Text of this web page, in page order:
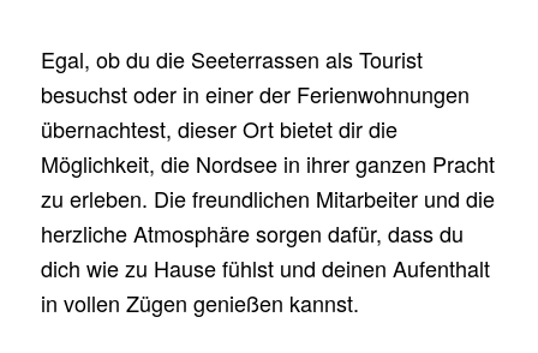
Egal, ob du die Seeterrassen als Tourist
besuchst oder in einer der Ferienwohnungen
übernachtest, dieser Ort bietet dir die
Möglichkeit, die Nordsee in ihrer ganzen Pracht
zu erleben. Die freundlichen Mitarbeiter und die
herzliche Atmosphäre sorgen dafür, dass du
dich wie zu Hause fühlst und deinen Aufenthalt
in vollen Zügen genießen kannst.